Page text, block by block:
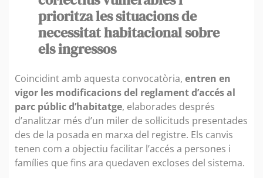
prioritza les situacions de
necessitat habitacional sobre
els ingressos
Coincidint amb aquesta convocatòria, entren en
vigor les modificacions del reglament d’accés al
parc públic d’habitatge, elaborades després
d’analitzar més d’un miler de sol·licituds presentades
des de la posada en marxa del registre. Els canvis
tenen com a objectiu facilitar l’accés a persones i
famílies que fins ara quedaven excloses del sistema.